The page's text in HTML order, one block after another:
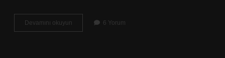
Devamını okuyun
Kullanım
6 Yorum